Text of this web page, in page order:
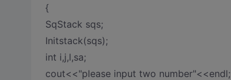
{
SqStack sqs;
Initstack(sqs);
int i,j,l,sa;
cout<<"please input two number"<<endl;